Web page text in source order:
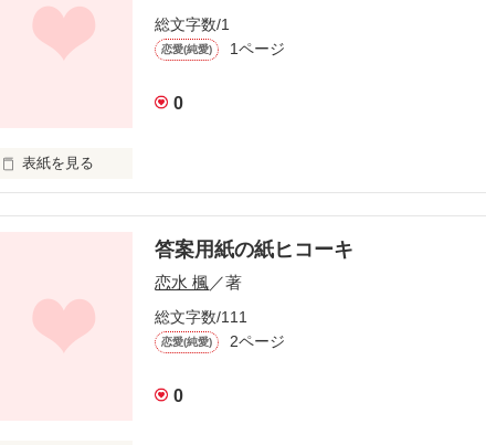
あーくんは、素っ気ないけど
秋くんは、ちょっと乱暴だけど
自慢のお兄さんだった。
総文字数/1
恋愛(純愛) 1ページ
0
表紙を見る
答案用紙の紙ヒコーキ
恋水 楓／著
総文字数/111
恋愛(純愛) 2ページ
0